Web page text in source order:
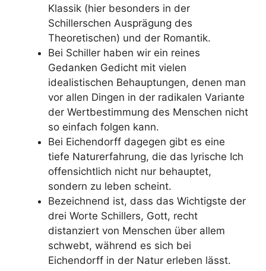
Klassik (hier besonders in der
Schillerschen Ausprägung des
Theoretischen) und der Romantik.
Bei Schiller haben wir ein reines
Gedanken Gedicht mit vielen
idealistischen Behauptungen, denen man
vor allen Dingen in der radikalen Variante
der Wertbestimmung des Menschen nicht
so einfach folgen kann.
Bei Eichendorff dagegen gibt es eine
tiefe Naturerfahrung, die das lyrische Ich
offensichtlich nicht nur behauptet,
sondern zu leben scheint.
Bezeichnend ist, dass das Wichtigste der
drei Worte Schillers, Gott, recht
distanziert von Menschen über allem
schwebt, während es sich bei
Eichendorff in der Natur erleben lässt.